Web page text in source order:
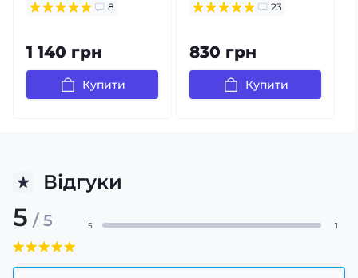
8
1 140 грн
Купити
23
830 грн
Купити
Відгуки
5 / 5 5 1